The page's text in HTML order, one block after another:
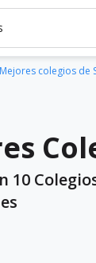
Mejores colegios de
10